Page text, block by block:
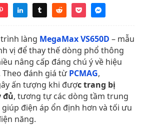
làng MegaMax VS650D – mẫu
vị để thay thế dòng phổ thông
nâng cấp đáng chú ý về hiệu
Theo đánh giá từPCMAG,
ấn tượng khi được trang bị
đủ, tương tự các dòng tầm trung
giúp điện áp ổn định hơn và tối ưu
năng.